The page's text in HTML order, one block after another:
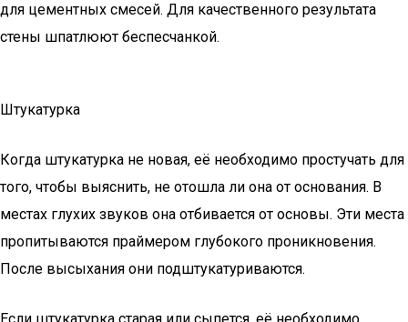
для цементных смесей. Для качественного результата
стены шпатлюют беспесчанкой.
Штукатурка
Когда штукатурка не новая, её необходимо простучать для
того, чтобы выяснить, не отошла ли она от основания. В
местах глухих звуков она отбивается от основы. Эти места
пропитываются праймером глубокого проникновения.
После высыхания они подштукатуриваются.